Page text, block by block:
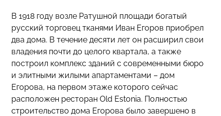
В 1918 году возле Ратушной площади богатый
русский торговец тканями Иван Егоров приобрел
два дома. В течение десяти лет он расширил свои
владения почти до целого квартала, а также
построил комплекс зданий с современными бюро
и элитными жилыми апартаментами – дом
Егорова, на первом этаже которого сейчас
расположен ресторан Old Estonia. Полностью
строительство дома Егорова было завершено в